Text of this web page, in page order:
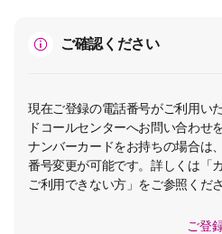
ご確認ください
現在ご登録の電話番号がご利用い
ドコールセンターへお問い合わせ
ナンバーカードをお持ちの場合は
番号変更が可能です。詳しくは「
ご利用できない方」をご参照くださ
ご登